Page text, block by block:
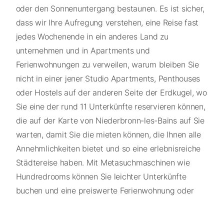
oder den Sonnenuntergang bestaunen. Es ist sicher,
dass wir Ihre Aufregung verstehen, eine Reise fast
jedes Wochenende in ein anderes Land zu
unternehmen und in Apartments und
Ferienwohnungen zu verweilen, warum bleiben Sie
nicht in einer jener Studio Apartments, Penthouses
oder Hostels auf der anderen Seite der Erdkugel, wo
Sie eine der rund 11 Unterkünfte reservieren können,
die auf der Karte von Niederbronn-les-Bains auf Sie
warten, damit Sie die mieten können, die Ihnen alle
Annehmlichkeiten bietet und so eine erlebnisreiche
Städtereise haben. Mit Metasuchmaschinen wie
Hundredrooms können Sie leichter Unterkünfte
buchen und eine preiswerte Ferienwohnung oder